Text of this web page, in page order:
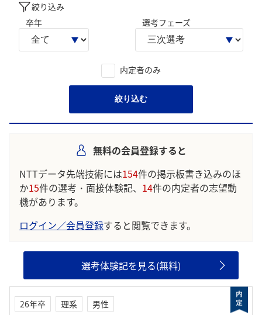
絞り込み
卒年
選考フェーズ
内定者のみ
絞り込む
無料の会員登録すると
NTTデータ先端技術には154件の掲示板書き込みのほ
か15件の選考・面接体験記、 14件の内定者の志望動
機があります。
ログイン／会員登録すると閲覧できます。
選考体験記を見る(無料)
26年卒 理系
男性